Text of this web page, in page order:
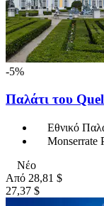
-5%
Παλάτι του
Εθνικό
Monserrate
Νέο
Από 28,81 $
27,37 $